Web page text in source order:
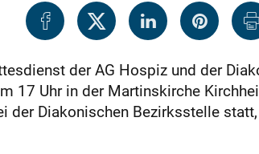
der AG Hospiz und der
17 Uhr in der Martinskirche
der Diakonischen Bezirksstelle